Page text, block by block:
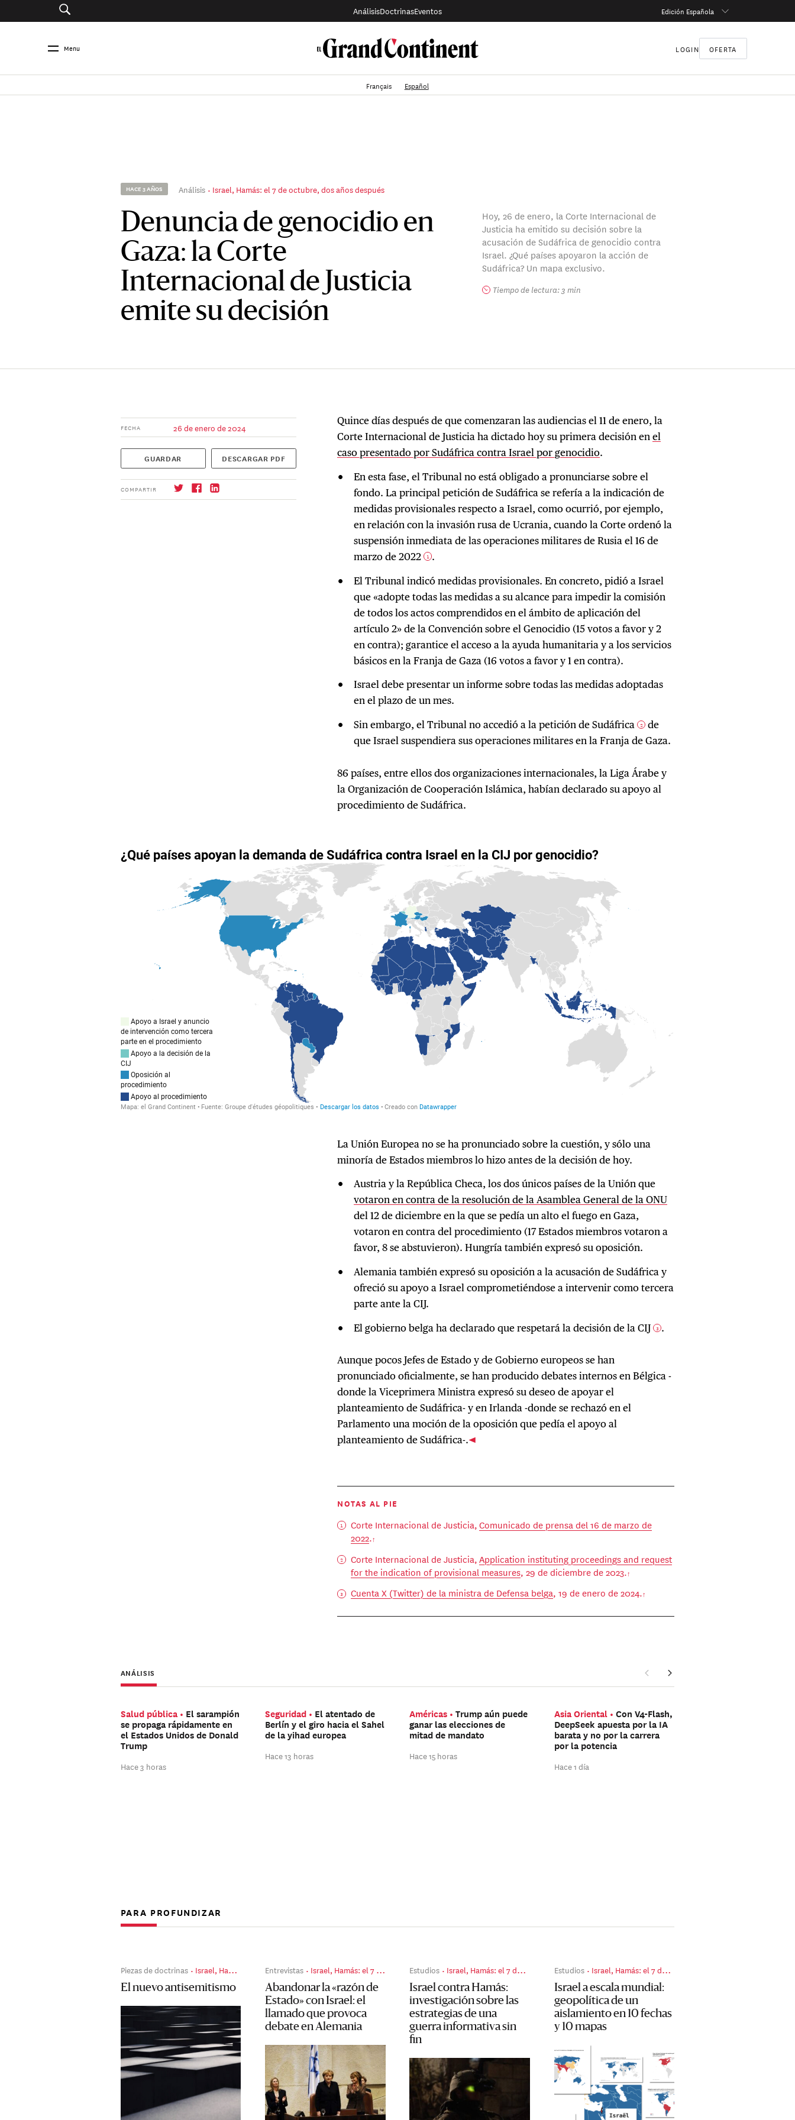
AnálisisDoctrinasEventos Edición Española
Menu LOGIN OFERTA
Français Español
HACE 3 AÑOS Análisis Israel, Hamás: el 7 de octubre, dos años después
Denuncia de genocidio en
Gaza: la Corte
Internacional de Justicia
emite su decisión
Hoy, 26 de enero, la Corte Internacional de
Justicia ha emitido su decisión sobre la
acusación de Sudáfrica de genocidio contra
Israel. ¿Qué países apoyaron la acción de
Sudáfrica? Un mapa exclusivo.
Tiempo de lectura: 3 min
FECHA 26 de enero de 2024
GUARDAR DESCARGAR PDF
COMPARTIR
Quince días después de que comenzaran las audiencias el 11 de enero, la
Corte Internacional de Justicia ha dictado hoy su primera decisión enel
caso presentado por Sudáfrica contra Israel por genocidio.
En esta fase, el Tribunal no está obligado a pronunciarse sobre el
fondo. La principal petición de Sudáfrica se refería a la indicación de
medidas provisionales respecto a Israel, como ocurrió, por ejemplo,
en relación con la invasión rusa de Ucrania, cuando la Corte ordenó la
suspensión inmediata de las operaciones militares de Rusia el 16 de
marzo de 2022 1 .
El Tribunal indicó medidas provisionales. En concreto, pidió a Israel
que «adopte todas las medidas a su alcance para impedir la comisión
de todos los actos comprendidos en el ámbito de aplicación del
artículo 2» de la Convención sobre el Genocidio (15 votos a favor y 2
en contra); garantice el acceso a la ayuda humanitaria y a los servicios
básicos en la Franja de Gaza (16 votos a favor y 1 en contra).
Israel debe presentar un informe sobre todas las medidas adoptadas
en el plazo de un mes.
Sin embargo, el Tribunal no accedió a la petición de Sudáfrica
2 de
que Israel suspendiera sus operaciones militares en la Franja de Gaza.
86 países, entre ellos dos organizaciones internacionales, la Liga Árabe y
la Organización de Cooperación Islámica, habían declarado su apoyo al
procedimiento de Sudáfrica.
La Unión Europea no se ha pronunciado sobre la cuestión, y sólo una
minoría de Estados miembros lo hizo antes de la decisión de hoy.
Austria y la República Checa, los dos únicos países de la Unión que
votaron en contra de la resolución de la Asamblea General de la ONU
del 12 de diciembre en la que se pedía un alto el fuego en Gaza,
votaron en contra del procedimiento (17 Estados miembros votaron a
favor, 8 se abstuvieron). Hungría también expresó su oposición.
Alemania también expresó su oposición a la acusación de Sudáfrica y
ofreció su apoyo a Israel comprometiéndose a intervenir como tercera
parte ante la CIJ.
El gobierno belga ha declarado que respetará la decisión de la CIJ 3 .
Aunque pocos Jefes de Estado y de Gobierno europeos se han
pronunciado oficialmente, se han producido debates internos en Bélgica -
donde la Viceprimera Ministra expresó su deseo de apoyar el
planteamiento de Sudáfrica- y en Irlanda -donde se rechazó en el
Parlamento una moción de la oposición que pedía el apoyo al
planteamiento de Sudáfrica-.
NOTAS AL PIE
Corte Internacional de Justicia,Comunicado de prensa del 16 de marzo de
2022.
Corte Internacional de Justicia,Application instituting proceedings and request
for the indication of provisional measures, 29 de diciembre de 2023.
Cuenta X (Twitter) de la ministra de Defensa belga, 19 de enero de 2024.
ANÁLISIS
Salud pública
El sarampión
se propaga rápidamente en
el Estados Unidos de Donald
Trump
Hace 3 horas
Seguridad
El atentado de
Berlín y el giro hacia el Sahel
de la yihad europea
Hace 13 horas
Américas
Trump aún puede
ganar las elecciones de
mitad de mandato
Hace 15 horas
Asia Oriental
Con V4-Flash,
DeepSeek apuesta por la IA
barata y no por la carrera
por la potencia
Hace 1 día
PARA PROFUNDIZAR
Piezas de doctrinas Israel, Hamás: el 7 de octubre, dos años después
El nuevo antisemitismo
Entrevistas Israel, Hamás: el 7 de octubre, dos años después
Abandonar la «razón de
Estado» con Israel: el
llamado que provoca
debate en Alemania
Estudios Israel, Hamás: el 7 de octubre, dos años después
Israel contra Hamás:
investigación sobre las
estrategias de una
guerra informativa sin
fin
Estudios Israel, Hamás: el 7 de octubre, dos años después
Israel a escala mundial:
geopolítica de un
aislamiento en 10 fechas
y 10 mapas